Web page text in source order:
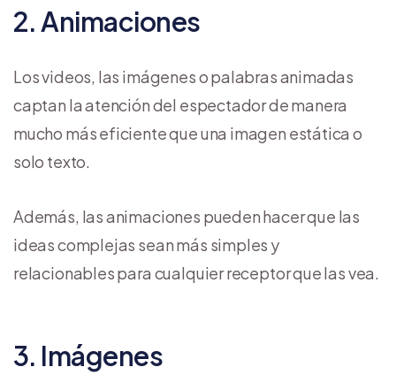
2. Animaciones
Los videos, las imágenes o palabras animadas
captan la atención del espectador de manera
mucho más eficiente que una imagen estática o
solo texto.
Además, las animaciones pueden hacer que las
ideas complejas sean más simples y
relacionables para cualquier receptor que las vea.
3. Imágenes